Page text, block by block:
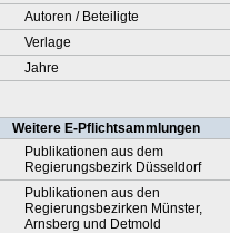
Autoren / Beteiligte
Verlage
Jahre
Weitere E-Pflichtsammlungen
Publikationen aus dem
Regierungsbezirk Düsseldorf
Publikationen aus den
Regierungsbezirken Münster,
Arnsberg und Detmold